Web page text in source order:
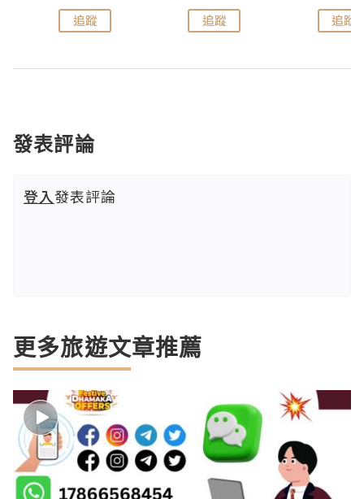
追蹤 追蹤 追蹤
發表評論
登入發表評論
更多旅遊文章推薦